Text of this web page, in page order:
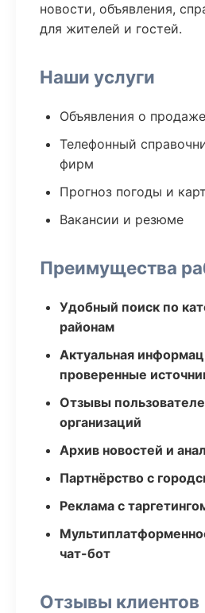
новости, объявления,
для жителей и гостей.
Наши услуги
Объявления о
Телефонный
фирм
Прогноз погоды и
Вакансии и резюме
Преимущества
Удобный поиск по
районам
Актуальная
проверенные
Отзывы
организаций
Архив новостей и
Партнёрство с
Реклама с
чат-бот
Отзывы клиентов